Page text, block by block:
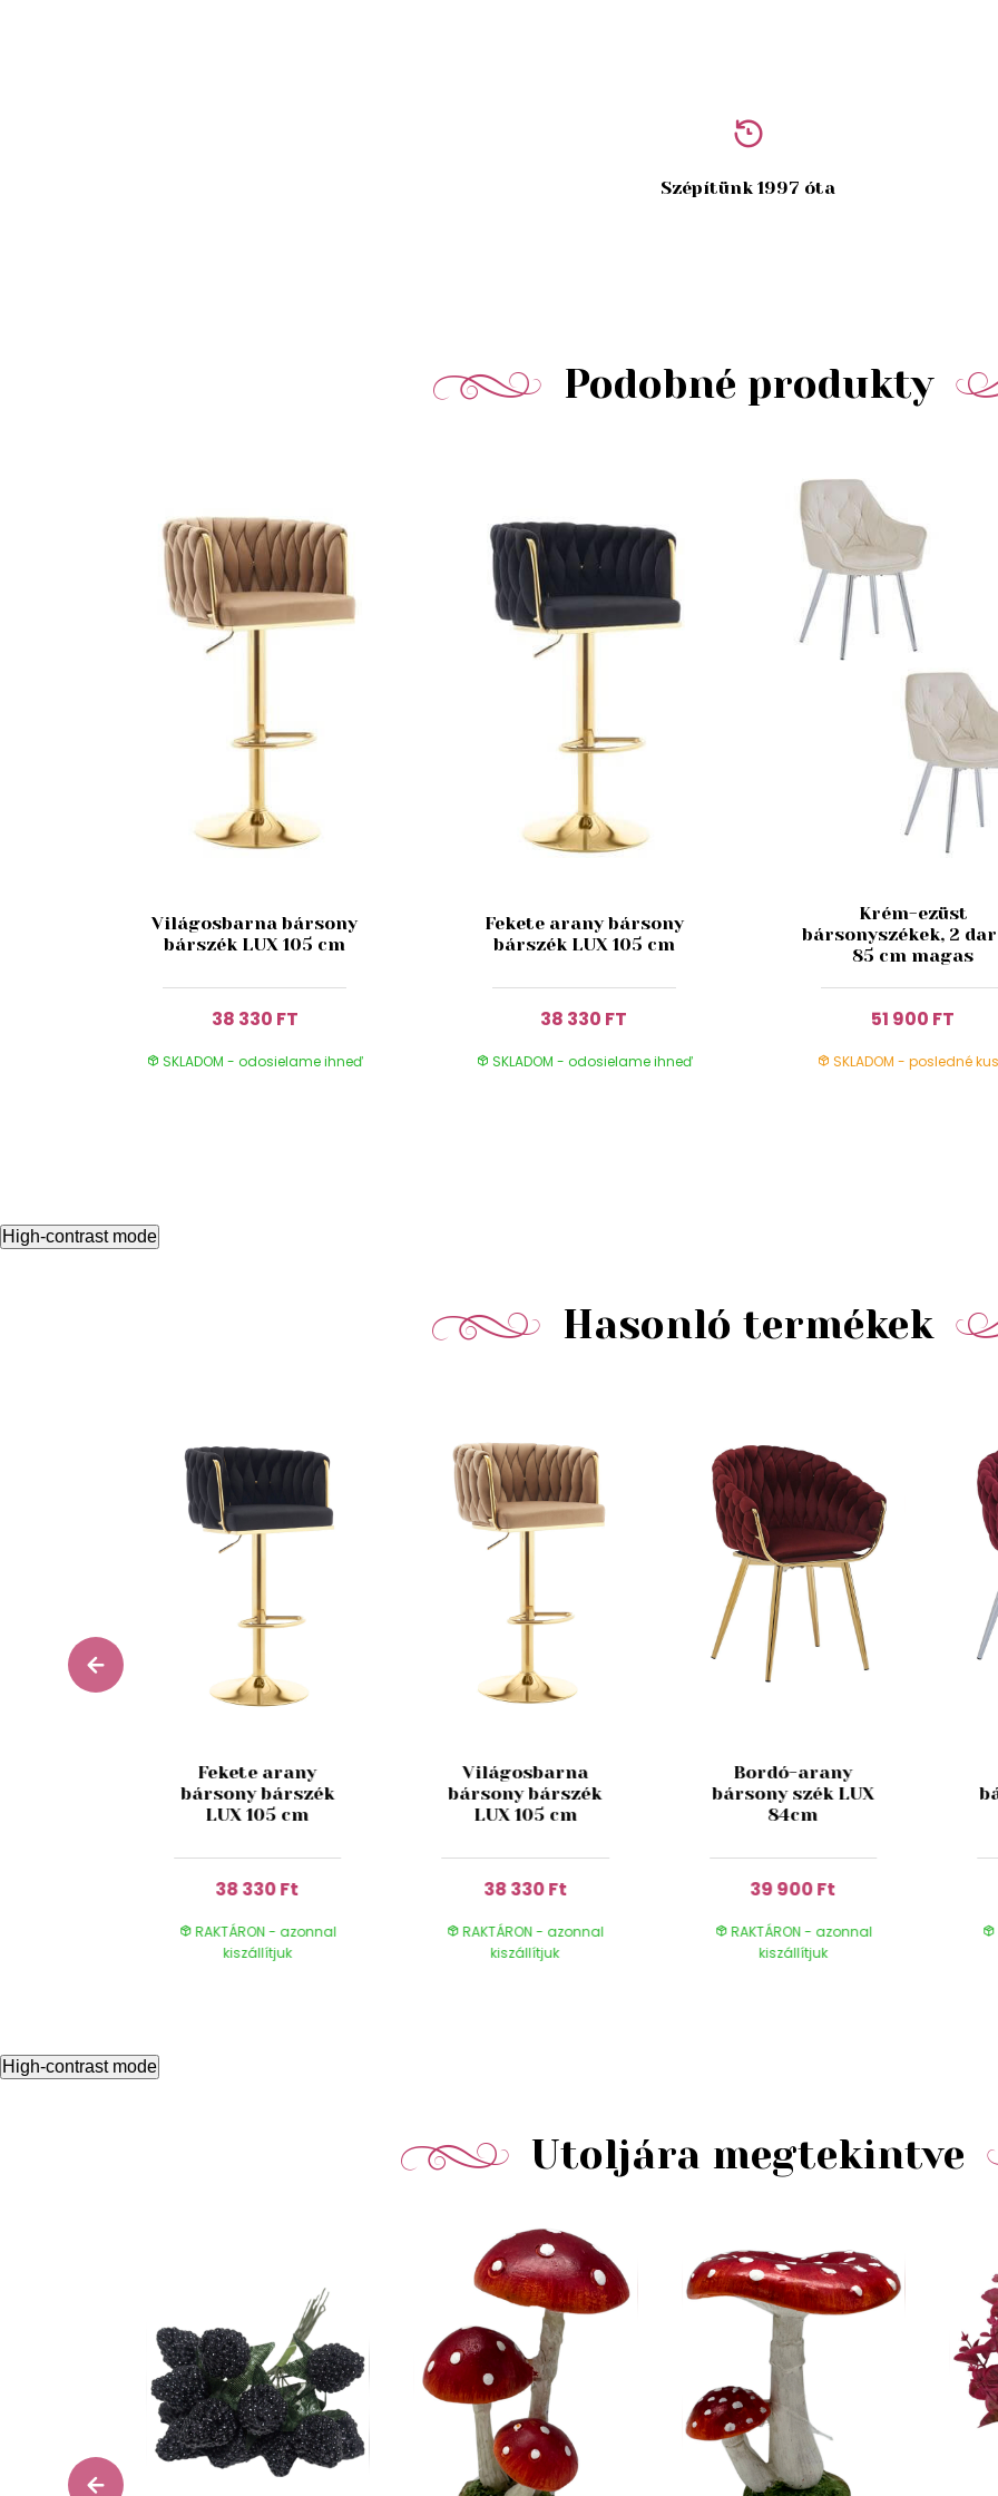
Szépítünk 1997 óta
Podobné produkty
Világosbarna bársony
bárszék LUX 105 cm
38 330 FT
SKLADOM - odosielame ihneď
Fekete arany bársony
bárszék LUX 105 cm
38 330 FT
SKLADOM - odosielame ihneď
Krém-ezüst
bársonyszékek, 2
85 cm magas
51 900 FT
SKLADOM - posledné
High-contrast mode
Hasonló termékek
Fekete arany
bársony bárszék
LUX 105 cm
38 330 Ft
RAKTÁRON - azonnal
kiszállítjuk
Világosbarna
bársony bárszék
LUX 105 cm
38 330 Ft
RAKTÁRON - azonnal
kiszállítjuk
Bordó-arany
bársony szék LUX
84cm
39 900 Ft
RAKTÁRON - azonnal
kiszállítjuk
High-contrast mode
Utoljára megtekintve